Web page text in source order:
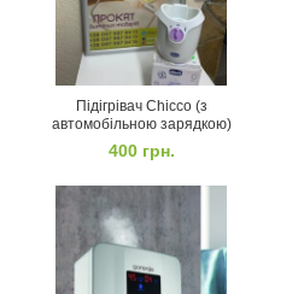
Підігрівач Chicco (з
автомобільною зарядкою)
400 грн.